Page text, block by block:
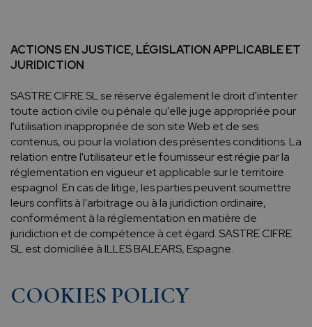
ACTIONS EN JUSTICE, LÉGISLATION APPLICABLE ET
JURIDICTION
SASTRE CIFRE SL se réserve également le droit d'intenter
toute action civile ou pénale qu'elle juge appropriée pour
l'utilisation inappropriée de son site Web et de ses
contenus, ou pour la violation des présentes conditions. La
relation entre l'utilisateur et le fournisseur est régie par la
réglementation en vigueur et applicable sur le territoire
espagnol. En cas de litige, les parties peuvent soumettre
leurs conflits à l'arbitrage ou à la juridiction ordinaire,
conformément à la réglementation en matière de
juridiction et de compétence à cet égard. SASTRE CIFRE
SL est domiciliée à ILLES BALEARS, Espagne.
COOKIES POLICY